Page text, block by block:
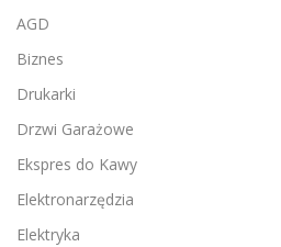
AGD
Biznes
Drukarki
Drzwi Garażowe
Ekspres do Kawy
Elektronarzędzia
Elektryka